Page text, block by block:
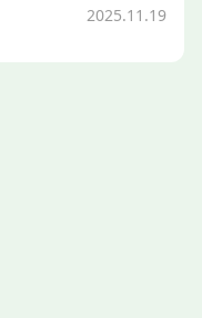
2025.11.19